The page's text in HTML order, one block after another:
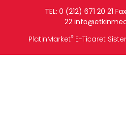
TEL: 0 (212) 671 20 21
22 info
PlatinMarket® E-Ticaret